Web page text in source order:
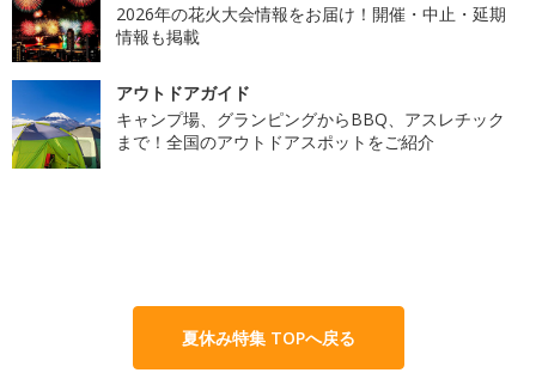
2026年の花火大会情報をお届け！開催・中止・延期
情報も掲載
アウトドアガイド
キャンプ場、グランピングからBBQ、アスレチック
まで！全国のアウトドアスポットをご紹介
夏休み特集 TOPへ戻る